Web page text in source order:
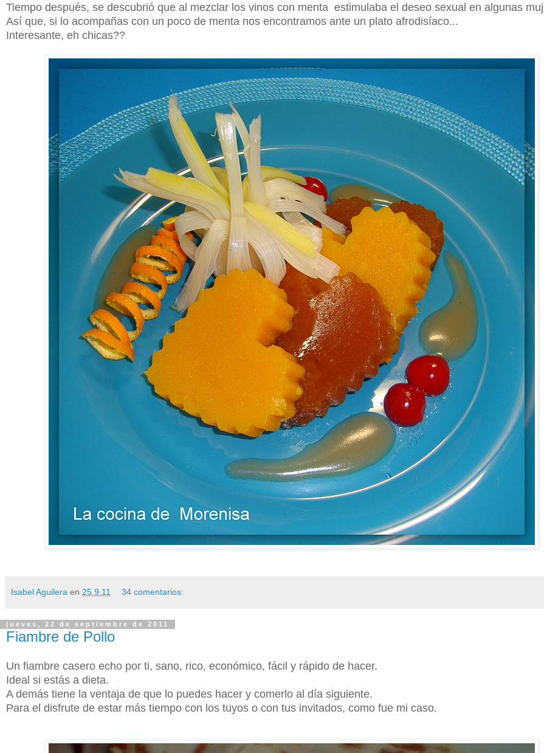
Tiempo después, se descubrió que al mezclar los vinos con menta estimulaba el deseo sexual en algunas
Así que, si lo acompañas con un poco de menta nos encontramos ante un plato afrodisíaco...
Interesante, eh chicas??
Isabel Aguilera en 25.9.11 34 comentarios:
jueves, 22 de septiembre de 2011
Fiambre de Pollo
Un fiambre casero echo por ti, sano, rico, económico, fácil y rápido de hacer.
Ideal si estás a dieta.
A demás tiene la ventaja de que lo puedes hacer y comerlo al día siguiente.
Para el disfrute de estar más tiempo con los tuyos o con tus invitados, como fue mi caso.